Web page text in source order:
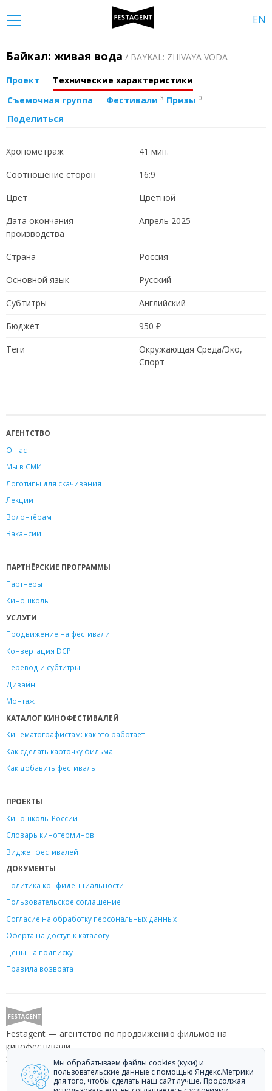
EN
Байкал: живая вода / BAYKAL: ZHIVAYA VODA
Проект
Технические характеристики
Съемочная группа
Фестивали 3 Призы 0
Поделиться
Хронометраж
41 мин.
Соотношение сторон
16:9
Цвет
Цветной
Дата окончания
производства
Апрель 2025
Страна
Россия
Основной язык
Русский
Субтитры
Английский
Бюджет
950 ₽
Теги
Окружающая Среда/Эко,
Спорт
АГЕНТСТВО
О нас
Мы в СМИ
Логотипы для скачивания
Лекции
Волонтёрам
Вакансии
ПАРТНЁРСКИЕ ПРОГРАММЫ
Партнеры
Киношколы
УСЛУГИ
Продвижение на фестивали
Конвертация DCP
Перевод и субтитры
Дизайн
Монтаж
КАТАЛОГ КИНОФЕСТИВАЛЕЙ
Кинематографистам: как это работает
Как сделать карточку фильма
Как добавить фестиваль
ПРОЕКТЫ
Киношколы России
Словарь кинотерминов
Виджет фестивалей
ДОКУМЕНТЫ
Политика конфиденциальности
Пользовательское соглашение
Согласие на обработку персональных данных
Оферта на доступ к каталогу
Цены на подписку
Правила возврата
Festagent — агентство по продвижению фильмов на
кинофестивали.
Звоните +7 (499) 113-78-80 или пишитеhello@festagent.com
© 2010—2026 Festagent. Использование материалов сайта
Мы обрабатываем файлы cookies (куки) и
пользовательские данные с помощью Яндекс.Метрики
для того, чтобы сделать наш сайт лучше. Продолжая